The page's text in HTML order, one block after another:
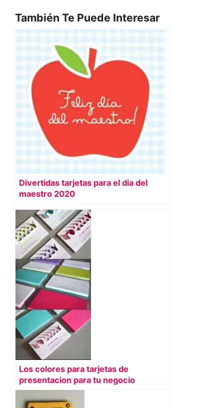
También Te Puede Interesar
Divertidas tarjetas para el dia del
maestro 2020
Los colores para tarjetas de
presentacion para tu negocio